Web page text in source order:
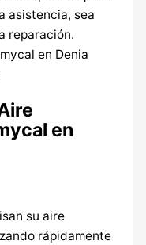
asistencia, sea
reparación.
en Denia
en
su aire
rápidamente